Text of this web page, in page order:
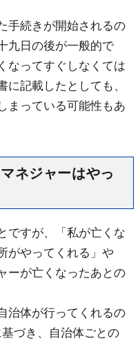
手続きが開始されるの
九日の後が一般的で
なってすぐしなくては
記載したとしても、
まっている可能性もあ
ネジャーはやっ
ですが、「私が亡くな
がやってくれる」や
ーが亡くなったあとの
治体が行ってくれるの
づき、自治体ごとの